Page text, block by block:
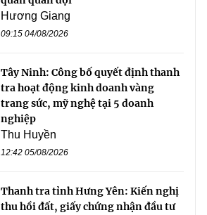
Hương Giang
09:15 04/08/2026
Tây Ninh: Công bố quyết định thanh
tra hoạt động kinh doanh vàng
trang sức, mỹ nghệ tại 5 doanh
nghiệp
Thu Huyền
12:42 05/08/2026
Thanh tra tỉnh Hưng Yên: Kiến nghị
thu hồi đất, giấy chứng nhận đầu tư